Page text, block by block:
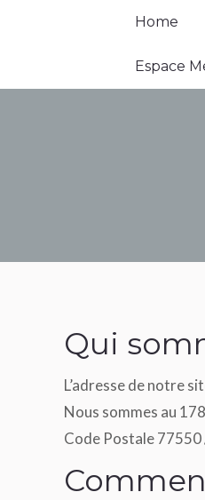
Home
Espace
Qui
L’adresse de notre
Nous sommes au
Code Postale 77550
Home